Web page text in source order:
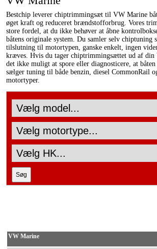
Bestchip leverer chiptrimmingsæt til VW Marine
øget kraft og reduceret brændstofforbrug. Vores
store fordel, at du ikke behøver at åbne
båtens originale system. Du samler selv chiptuning
tilslutning til motortypen, ganske enkelt, ingen
kræves. Hvis du tager chiptrimmingsættet ud af
det ikke muligt at spore eller diagnosticere, at
sælger tuning til både benzin, diesel CommonRail
motortyper.
VW Marine